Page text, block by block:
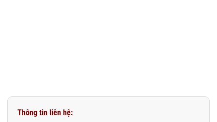
Thông tin liên hệ: